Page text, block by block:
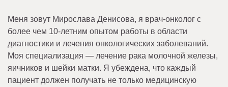
Меня зовут Мирослава Денисова, я врач-онколог с
более чем 10-летним опытом работы в области
диагностики и лечения онкологических заболеваний.
Моя специализация — лечение рака молочной железы,
яичников и шейки матки. Я убеждена, что каждый
пациент должен получать не только медицинскую